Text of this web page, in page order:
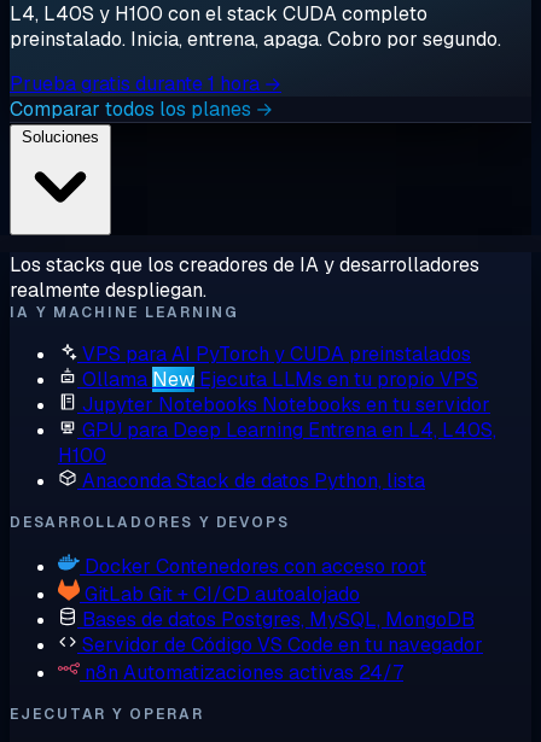
L4, L40S y H100 con el stack CUDA completo
preinstalado. Inicia, entrena, apaga. Cobro por segundo.
Prueba gratis durante 1 hora →
Comparar todos los planes →
Los stacks que los creadores de IA y desarrolladores
realmente despliegan.
IA Y MACHINE LEARNING
VPS para AI PyTorch y CUDA preinstalados
Ollama New Ejecuta LLMs en tu propio VPS
Jupyter Notebooks Notebooks en tu servidor
GPU para Deep Learning Entrena en L4, L40S,
H100
AnacondaStack de datos Python, lista
DESARROLLADORES Y DEVOPS
Docker Contenedores con acceso root
GitLab Git + CI/CD autoalojado
Bases de datos Postgres, MySQL, MongoDB
Servidor de Código VS Code en tu navegador
n8n Automatizaciones activas 24/7
EJECUTAR Y OPERAR